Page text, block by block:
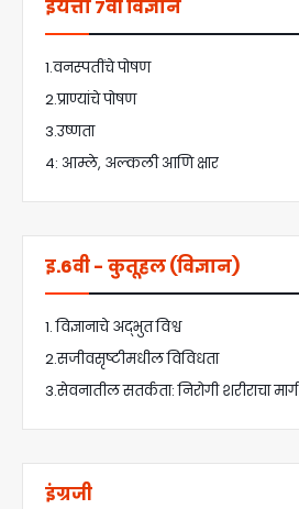
इयत्ता 7वी विज्ञान
1.वनस्पतींचे पोषण
2.प्राण्यांचे पोषण
3.उष्णता
4: आम्ले, अल्कली आणि क्षार
इ.6वी - कुतूहल (विज्ञान)
1. विज्ञानाचे अद्भुत विश्व
2.सजीवसृष्टीमधील विविधता
3.सेवनातील सतर्कता: निरोगी शरीराचा मार्ग
इंग्रजी